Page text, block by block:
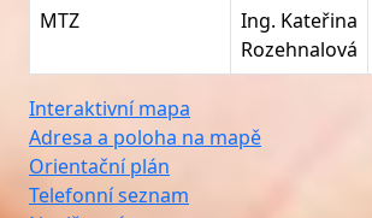
MTZ
Ing. Kateřina
Rozehnalová
Interaktivní mapa
Adresa a poloha na mapě
Orientační plán
Telefonní seznam